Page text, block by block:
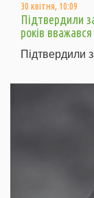
30 квітня, 10:09
Підтвердили
років
Підтвердили